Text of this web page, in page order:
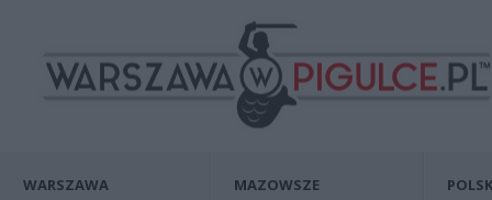
WARSZAWA MAZOWSZE